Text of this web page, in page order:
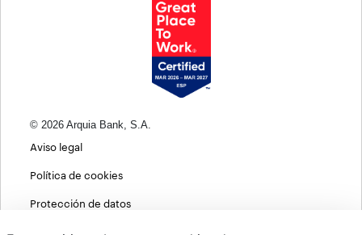
© 2026 Arquia Bank, S.A.
Aviso legal
Política de cookies
Protección de datos
Política de privacidad web